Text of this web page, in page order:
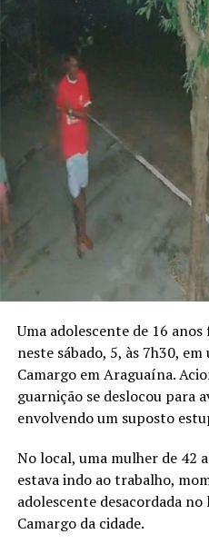
Uma adolescente de 16
neste sábado, 5, às 7h30,
Camargo em Araguaína.
guarnição se deslocou para
envolvendo um suposto
No local, uma mulher de 42
estava indo ao trabalho,
adolescente desacordada
Camargo da cidade.